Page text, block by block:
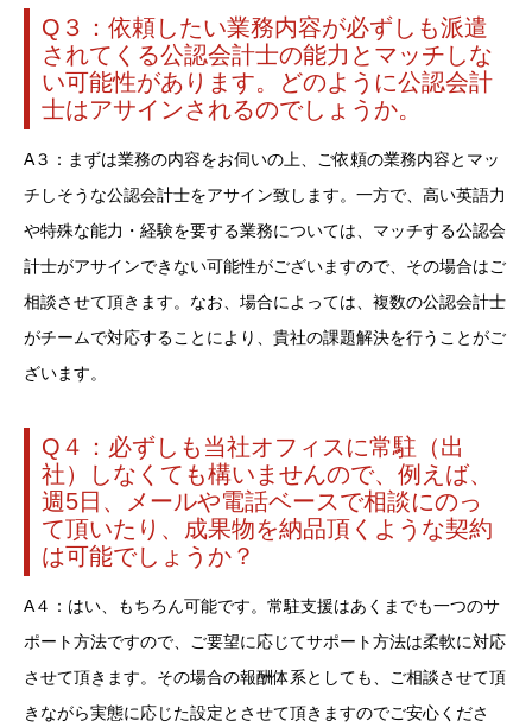
Q３：依頼したい業務内容が必ずしも派遣
されてくる公認会計士の能力とマッチしな
い可能性があります。どのように公認会計
士はアサインされるのでしょうか。
A３：まずは業務の内容をお伺いの上、ご依頼の業務内容とマッ
チしそうな公認会計士をアサイン致します。一方で、高い英語力
や特殊な能力・経験を要する業務については、マッチする公認会
計士がアサインできない可能性がございますので、その場合はご
相談させて頂きます。なお、場合によっては、複数の公認会計士
がチームで対応することにより、貴社の課題解決を行うことがご
ざいます。
Q４：必ずしも当社オフィスに常駐（出
社）しなくても構いませんので、例えば、
週5日、メールや電話ベースで相談にのっ
て頂いたり、成果物を納品頂くような契約
は可能でしょうか？
A４：はい、もちろん可能です。常駐支援はあくまでも一つのサ
ポート方法ですので、ご要望に応じてサポート方法は柔軟に対応
させて頂きます。その場合の報酬体系としても、ご相談させて頂
きながら実態に応じた設定とさせて頂きますのでご安心くださ